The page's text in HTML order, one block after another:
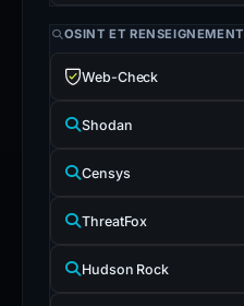
OSINT ET RENSEIGNEMENT
Web-Check
Shodan
Censys
ThreatFox
Hudson Rock